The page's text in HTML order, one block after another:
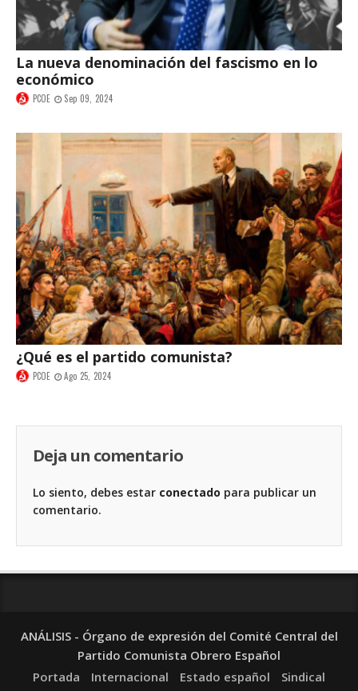
La nueva denominación del fascismo en lo
económico
PCOE Sep 09, 2024
¿Qué es el partido comunista?
PCOE Ago 25, 2024
Deja un comentario
Lo siento, debes estar conectado para publicar un
comentario.
ANÁLISIS - Órgano de expresión del Comité Central del
Partido Comunista Obrero Español
Portada
Internacional Estado español Sindical